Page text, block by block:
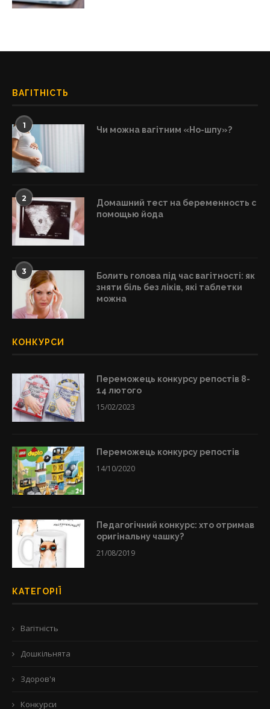
ВАГІТНІСТЬ
1 Чи можна вагітним «Но-шпу»?
2
Домашний тест на беременность с
помощью йода
3
Болить голова під час вагітності: як
зняти біль без ліків, які таблетки
можна
КОНКУРСИ
Переможець конкурсу репостів 8-
14 лютого
15/02/2023
Переможець конкурсу репостів
14/10/2020
Педагогічний конкурс: хто отримав
оригінальну чашку?
21/08/2019
КАТЕГОРІЇ
Вагітність
Дошкільнята
Здоров'я
Конкурси